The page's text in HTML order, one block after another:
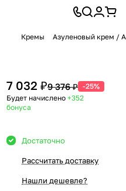
Кремы Азуленовый крем /
7 032 ₽9 376 ₽ -25%
Будет начислено +352
бонуса
Достаточно
Рассчитать доставку
Нашли дешевле?